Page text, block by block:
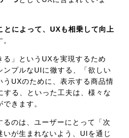
とによって、UXも相乗して向上
」というUXを実現するため
ンプルなUIに徹する、「欲しい
うUXのために、表示する商品情
する、といった工夫は、様々な
きます。
るのは、ユーザーにとって「次
が生まれないよう、UIを通じ